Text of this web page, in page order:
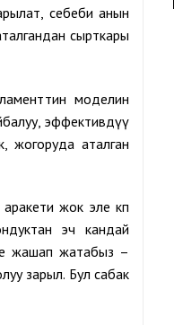
себеби анын
сырткары
моделин
эффективдүү
жогоруда аталган
жок эле көп
эч кандай
жашап жатабыз –
зарыл. Бул сабак